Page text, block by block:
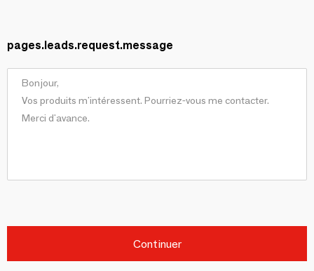
pages.leads.request.message
Continuer